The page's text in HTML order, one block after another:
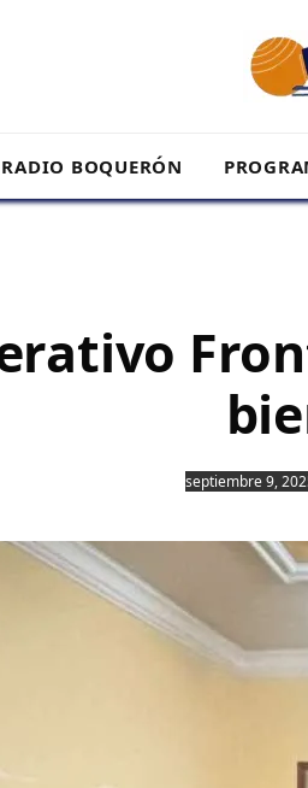
RADIO BOQUERÓN
septiembre 9,